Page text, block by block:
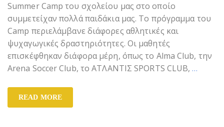
Summer Camp του σχολείου μας στο οποίο
συμμετείχαν πολλά παιδάκια μας. Το πρόγραμμα του
Camp περιελάμβανε διάφορες αθλητικές και
ψυχαγωγικές δραστηριότητες. Οι μαθητές
επισκέφθηκαν διάφορα μέρη, όπως το Alma Club, την
Arena Soccer Club, το ΑΤΛΑΝΤΙΣ SPORTS CLUB,…
READ MORE